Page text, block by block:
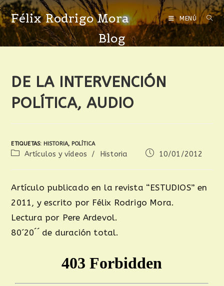
Félix Rodrigo Mora MENÚ
Blog
DE LA INTERVENCIÓN
POLÍTICA, AUDIO
ETIQUETAS: HISTORIA, POLÍTICA
Artículos y vídeos / Historia 10/01/2012
Artículo publicado en la revista “ESTUDIOS” en
2011, y escrito por Félix Rodrigo Mora.
Lectura por Pere Ardevol.
80´20´´ de duración total.